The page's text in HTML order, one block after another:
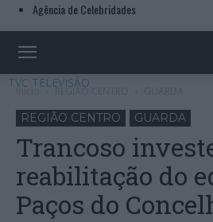
Agência de Celebridades
TVC TELEVISÃO
Início REGIÃO CENTRO
REGIÃO CENTRO GUARDA
Trancoso
reabilitação do
Paços do